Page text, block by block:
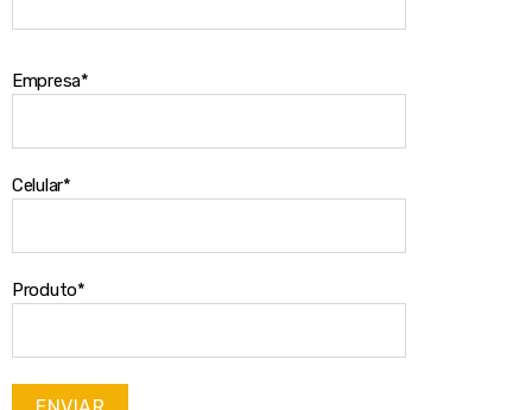
Empresa*
Celular*
Produto*